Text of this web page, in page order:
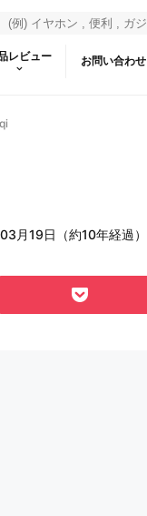
レビュー お問い合わせ
月19日（約10年経過）